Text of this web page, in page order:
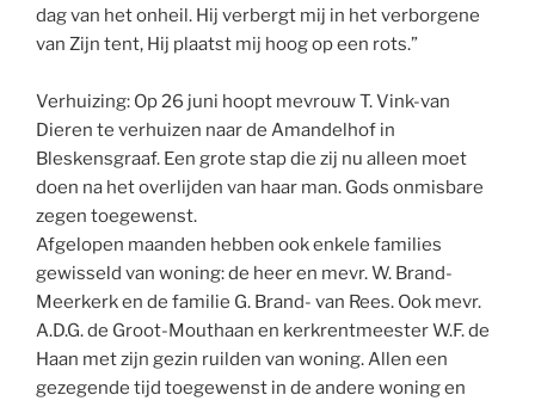
dag van het onheil. Hij verbergt mij in het verborgene
van Zijn tent, Hij plaatst mij hoog op een rots.”
Verhuizing: Op 26 juni hoopt mevrouw T. Vink-van
Dieren te verhuizen naar de Amandelhof in
Bleskensgraaf. Een grote stap die zij nu alleen moet
doen na het overlijden van haar man. Gods onmisbare
zegen toegewenst.
Afgelopen maanden hebben ook enkele families
gewisseld van woning: de heer en mevr. W. Brand-
Meerkerk en de familie G. Brand- van Rees. Ook mevr.
A.D.G. de Groot-Mouthaan en kerkrentmeester W.F. de
Haan met zijn gezin ruilden van woning. Allen een
gezegende tijd toegewenst in de andere woning en